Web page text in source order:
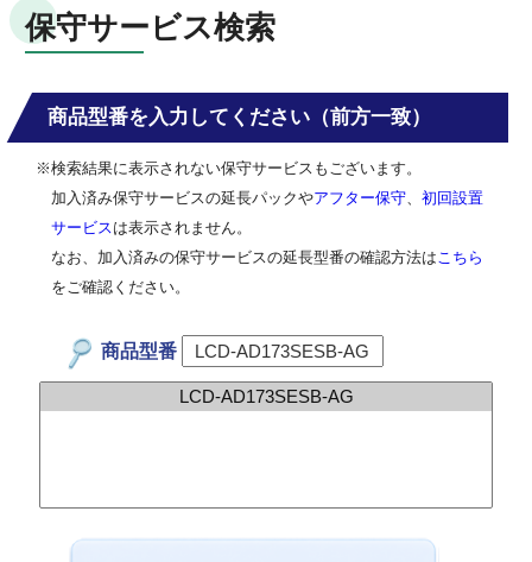
保守サービス検索
商品型番を入力してください（前方一致）
※検索結果に表示されない保守サービスもございます。
加入済み保守サービスの延長パックやアフター保守
初回設置
サービス は表示されません。
なお、加入済みの保守サービスの延長型番の確認方法は こちら
をご確認ください。
商品型番